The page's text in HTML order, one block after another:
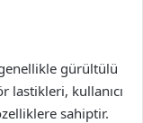
gürültülü
lastikleri, kullanıcı
sahiptir.